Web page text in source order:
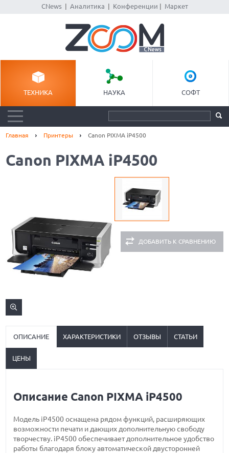
CNews| Аналитика Конференции Маркет
ТЕХНИКА НАУКА СОФТ
Главная Принтеры Canon PIXMA iP4500
Canon PIXMA iP4500
ДОБАВИТЬ К СРАВНЕНИЮ
ОПИСАНИЕ ХАРАКТЕРИСТИКИ ОТЗЫВЫ СТАТЬИ
ЦЕНЫ
Описание Canon PIXMA iP4500
Модель iP4500 оснащена рядом функций, расширяющих
возможности печати и дающих дополнительную свободу
творчеству. iP4500 обеспечивает дополнительное удобство
работы благодаря блоку автоматической двусторонней